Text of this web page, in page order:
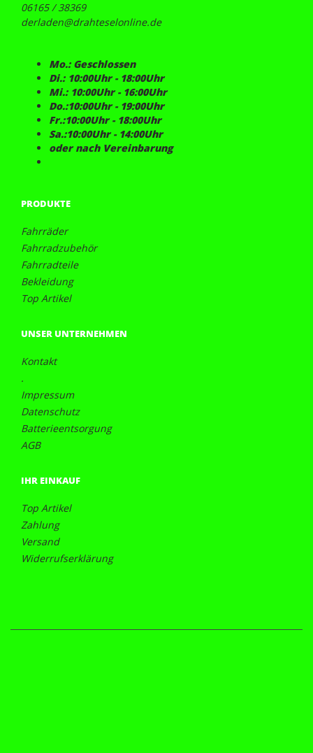
06165 / 38369
derladen@drahteselonline.de
Mo.: Geschlossen
Di.: 10:00Uhr - 18:00Uhr
Mi.: 10:00Uhr - 16:00Uhr
Do.:10:00Uhr - 19:00Uhr
Fr.:10:00Uhr - 18:00Uhr
Sa.:10:00Uhr - 14:00Uhr
oder nach Vereinbarung
PRODUKTE
Fahrräder
Fahrradzubehör
Fahrradteile
Bekleidung
Top Artikel
UNSER UNTERNEHMEN
Kontakt
.
Impressum
Datenschutz
Batterieentsorgung
AGB
IHR EINKAUF
Top Artikel
Zahlung
Versand
Widerrufserklärung